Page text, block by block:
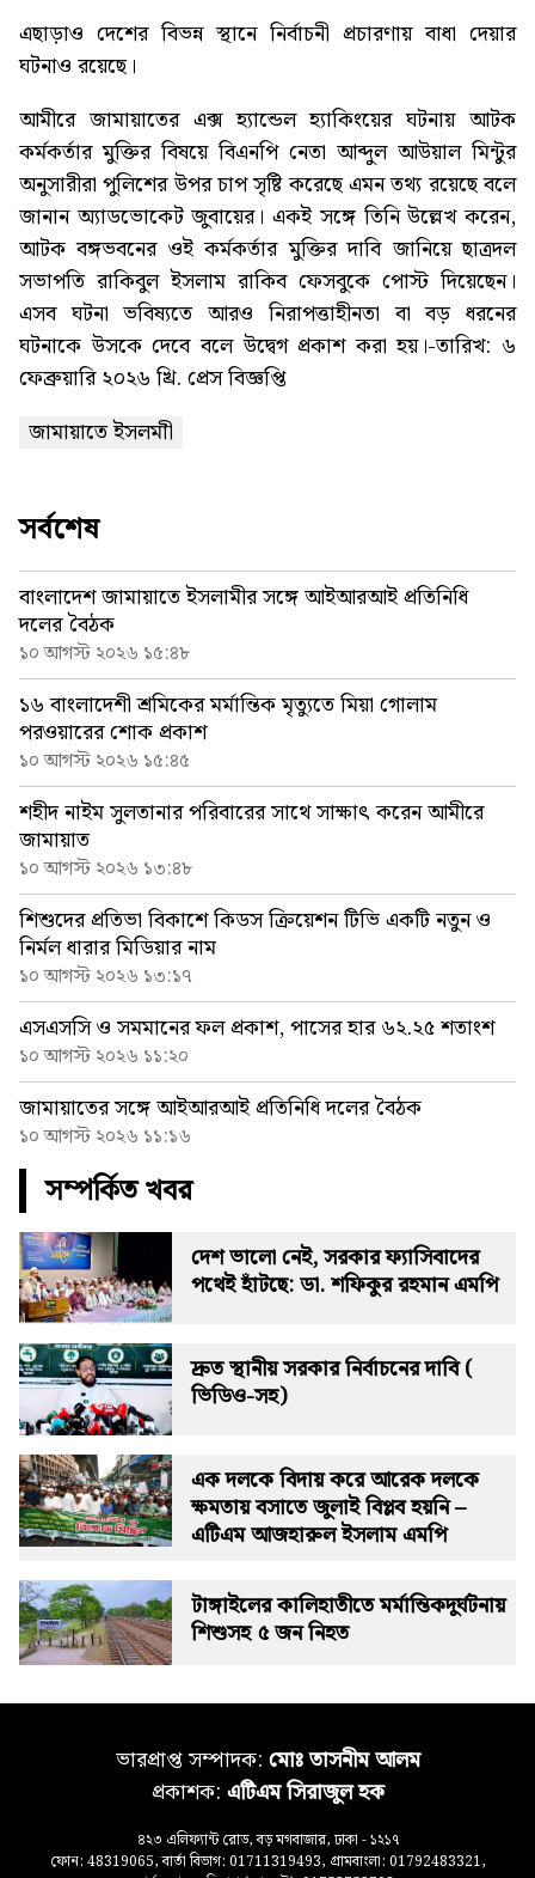
এছাড়াও দেশের বিভন্ন স্থানে নির্বাচনী প্রচারণায় বাধা দেয়ার
ঘটনাও রয়েছে।
আমীরে জামায়াতের এক্স হ্যান্ডেল হ্যাকিংয়ের ঘটনায় আটক
কর্মকর্তার মুক্তির বিষয়ে বিএনপি নেতা আব্দুল আউয়াল মিন্টুর
অনুসারীরা পুলিশের উপর চাপ সৃষ্টি করেছে এমন তথ্য রয়েছে বলে
জানান অ্যাডভোকেট জুবায়ের। একই সঙ্গে তিনি উল্লেখ করেন,
আটক বঙ্গভবনের ওই কর্মকর্তার মুক্তির দাবি জানিয়ে ছাত্রদল
সভাপতি রাকিবুল ইসলাম রাকিব ফেসবুকে পোস্ট দিয়েছেন।
এসব ঘটনা ভবিষ্যতে আরও নিরাপত্তাহীনতা বা বড় ধরনের
ঘটনাকে উসকে দেবে বলে উদ্বেগ প্রকাশ করা হয়।-তারিখ: ৬
ফেব্রুয়ারি ২০২৬ খ্রি. প্রেস বিজ্ঞপ্তি
জামায়াতে ইসলমাী
সর্বশেষ
বাংলাদেশ জামায়াতে ইসলামীর সঙ্গে আইআরআই প্রতিনিধি
দলের বৈঠক
১০ আগস্ট ২০২৬ ১৫:৪৮
১৬ বাংলাদেশী শ্রমিকের মর্মান্তিক মৃত্যুতে মিয়া গোলাম
পরওয়ারের শোক প্রকাশ
১০ আগস্ট ২০২৬ ১৫:৪৫
শহীদ নাইম সুলতানার পরিবারের সাথে সাক্ষাৎ করেন আমীরে
জামায়াত
১০ আগস্ট ২০২৬ ১৩:৪৮
শিশুদের প্রতিভা বিকাশে কিডস ক্রিয়েশন টিভি একটি নতুন ও
নির্মল ধারার মিডিয়ার নাম
১০ আগস্ট ২০২৬ ১৩:১৭
এসএসসি ও সমমানের ফল প্রকাশ, পাসের হার ৬২.২৫ শতাংশ
১০ আগস্ট ২০২৬ ১১:২০
জামায়াতের সঙ্গে আইআরআই প্রতিনিধি দলের বৈঠক
১০ আগস্ট ২০২৬ ১১:১৬
সম্পর্কিত খবর
দেশ ভালো নেই, সরকার ফ্যাসিবাদের
পথেই হাঁটছে: ডা. শফিকুর রহমান এমপি
দ্রুত স্থানীয় সরকার নির্বাচনের দাবি (
ভিডিও-সহ)
এক দলকে বিদায় করে আরেক দলকে
ক্ষমতায় বসাতে জুলাই বিপ্লব হয়নি –
এটিএম আজহারুল ইসলাম এমপি
টাঙ্গাইলের কালিহাতীতে মর্মান্তিকদুর্ঘটনায়
শিশুসহ ৫ জন নিহত
ভারপ্রাপ্ত সম্পাদক: মোঃ তাসনীম আলম
প্রকাশক: এটিএম সিরাজুল হক
৪২৩ এলিফ্যান্ট রোড, বড় মগবাজার, ঢাকা - ১২১৭
ফোন: 48319065, বার্তা বিভাগ: 01711319493, গ্রামবাংলা: 01792483321,